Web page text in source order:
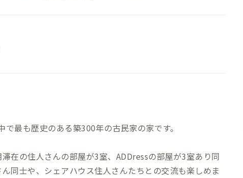
で最も歴史のある築300年の古民家の家です。
在の住人さんの部屋が3室、ADDressの部屋が3室あり同
同士や、シェアハウス住人さんたちとの交流も楽しめま